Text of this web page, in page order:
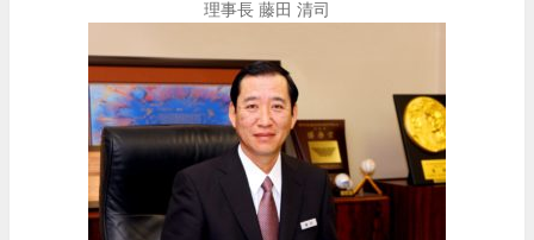
理事長 藤田 清司